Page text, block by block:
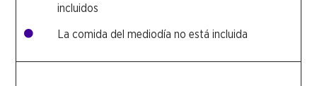
incluidos
 La comida del mediodía no está incluida